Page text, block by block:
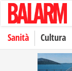
Sanità Cultura